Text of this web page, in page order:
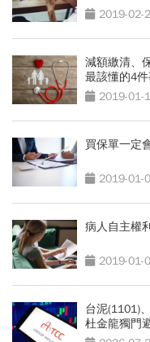
2019-02-
減額繳清、
最該懂的4
2019-01-
買保單一定
2019-01-
病人自主權
2019-01-
台泥(1101)
杜金龍獨門